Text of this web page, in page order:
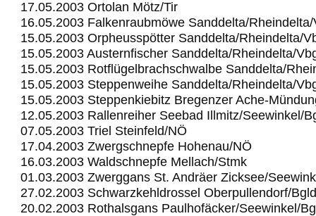
17.05.2003 Ortolan Mötz/Tir
16.05.2003 Falkenraubmöwe Sanddelta/Rheindelta/
15.05.2003 Orpheusspötter Sanddelta/Rheindelta/
15.05.2003 Austernfischer Sanddelta/Rheindelta/
15.05.2003 Rotflügelbrachschwalbe Sanddelta/
15.05.2003 Steppenweihe Sanddelta/Rheindelta/
15.05.2003 Steppenkiebitz Bregenzer Ache-
12.05.2003 Rallenreiher Seebad Illmitz/Seewinkel/
07.05.2003 Triel Steinfeld/NÖ
17.04.2003 Zwergschnepfe Hohenau/NÖ
16.03.2003 Waldschnepfe Mellach/Stmk
01.03.2003 Zwerggans St. Andräer Zicksee/
27.02.2003 Schwarzkehldrossel Oberpullendorf/Bgld
20.02.2003 Rothalsgans Paulhofäcker/Seewinkel/